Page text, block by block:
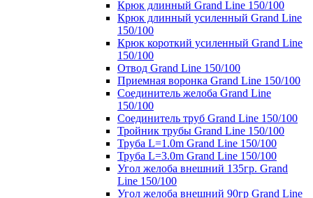
Крюк длинный Grand Line 150/100
Крюк длинный усиленный Grand Line
150/100
Крюк короткий усиленный Grand Line
150/100
Отвод Grand Line 150/100
Приемная воронка Grand Line 150/100
Соединитель желоба Grand Line
150/100
Соединитель труб Grand Line 150/100
Тройник трубы Grand Line 150/100
Труба L=1.0m Grand Line 150/100
Труба L=3.0m Grand Line 150/100
Угол желоба внешний 135гр. Grand
Line 150/100
Угол желоба внешний 90гр Grand Line